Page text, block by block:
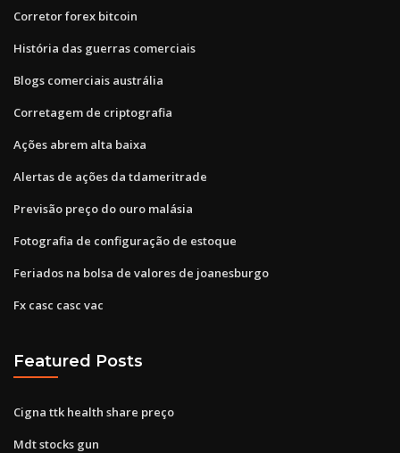
Corretor forex bitcoin
História das guerras comerciais
Blogs comerciais austrália
Corretagem de criptografia
Ações abrem alta baixa
Alertas de ações da tdameritrade
Previsão preço do ouro malásia
Fotografia de configuração de estoque
Feriados na bolsa de valores de joanesburgo
Fx casc casc vac
Featured Posts
Cigna ttk health share preço
Mdt stocks gun